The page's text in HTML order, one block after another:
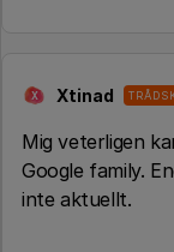
X Xtinad
Mig veterligen
Google family.
inte aktuellt.